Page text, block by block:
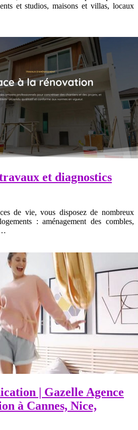
et studios, maisons et villas, locaux
et diagnostics
de vie, vous disposez de nombreux
: aménagement des combles,
| Gazelle Agence
à Cannes, Nice,